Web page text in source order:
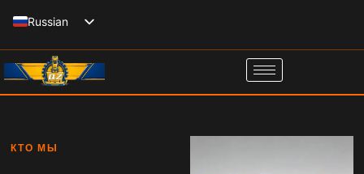
содержанию
Russian
English
Spanish
German
КТО МЫ